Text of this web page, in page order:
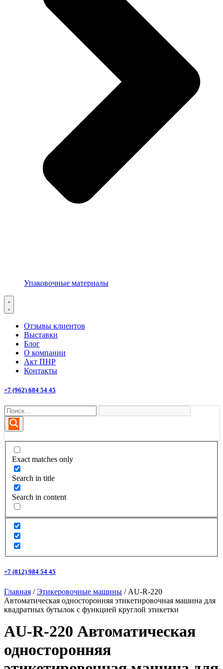
Упаковочные материалы
Отзывы клиентов
Выставки
Блог
О компании
Акт ПНР
Контакты
+7 (962) 684 54 45
Exact matches only
Search in title
Search in content
+7 (812) 984 54 45
Главная /Этикеровочные машины / AU-R-220
Автоматическая односторонняя этикетировочная машина для
квадратных бутылок с функцией круглой этикетки
AU-R-220 Автоматическая
односторонняя